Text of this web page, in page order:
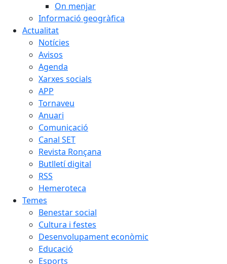
On menjar
Informació geogràfica
Actualitat
Notícies
Avisos
Agenda
Xarxes socials
APP
Tornaveu
Anuari
Comunicació
Canal SET
Revista Ronçana
Butlletí digital
RSS
Hemeroteca
Temes
Benestar social
Cultura i festes
Desenvolupament econòmic
Educació
Esports